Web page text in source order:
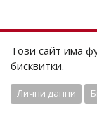
Този сайт има
бисквитки.
Лични данни